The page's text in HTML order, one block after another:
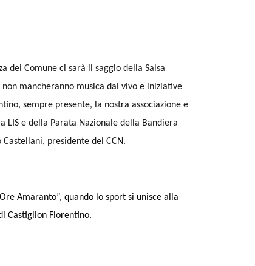
del Comune ci sarà il saggio della Salsa
mancheranno musica dal vivo e iniziative
sempre presente, la nostra associazione e
e della Parata Nazionale della Bandiera
presidente del CCN.
Amaranto”, quando lo sport si unisce alla
Castiglion Fiorentino.